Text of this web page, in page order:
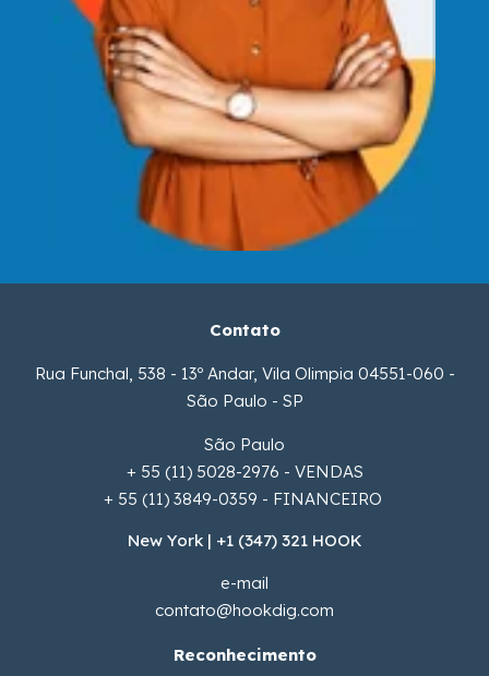
Contato
Rua Funchal, 538 - 13º Andar, Vila Olimpia 04551-060 -
São Paulo - SP
São Paulo
+ 55 (11) 5028-2976 - VENDAS
+ 55 (11) 3849-0359 - FINANCEIRO
New York | +1 (347) 321 HOOK
e-mail
contato@hookdig.com
Reconhecimento